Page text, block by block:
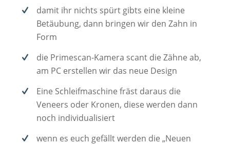
damit ihr nichts spürt gibts eine kleine
Betäubung, dann bringen wir den Zahn in
Form
die Primescan-Kamera scant die Zähne ab,
am PC erstellen wir das neue Design
Eine Schleifmaschine fräst daraus die
Veneers oder Kronen, diese werden dann
noch individualisiert
wenn es euch gefällt werden die „Neuen